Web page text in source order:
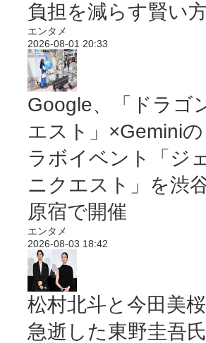
負担を減らす賢い
エンタメ
2026-08-01 20:33
Google、「ドラゴ
エスト」×Geminiの
ラボイベント「ジ
ニクエスト」を渋
原宿で開催
エンタメ
2026-08-03 18:42
松村北斗と今田美桜
急逝した東野圭吾